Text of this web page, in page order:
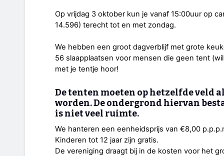
Op vrijdag 3 oktober kun je vanaf 15:00uur op
14.596) terecht tot en met zondag.
We hebben een groot dagverblijf met grote
56 slaapplaatsen voor mensen die geen tent
met je tentje hoor!
De tenten moeten op hetzelfde veld
worden. De ondergrond hiervan
is niet veel ruimte.
We hanteren een eenheidsprijs van €8,00
Kinderen tot 12 jaar zijn gratis.
De vereniging draagt bij in de kosten voor het